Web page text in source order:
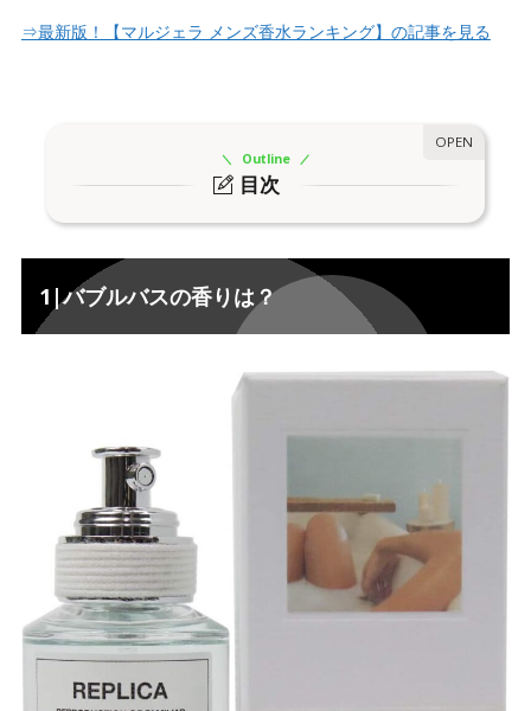
⇒最新版！【マルジェラ メンズ香水ランキング】の記事を見る
目次
Outline
1.
1-1.トップノート”ソープバブル”
ミドルノート”ラベンダー”
2-1.トップノート”スズラン”
2-2.
ミドルノート”アイリス”
2-3.
ラストノート”ホワイトムスク”
3.3| バブルバス VS レイジーサンデーモーニング
4.4| 結局どっちがオススメなの？
1|バブルバスの香りは？